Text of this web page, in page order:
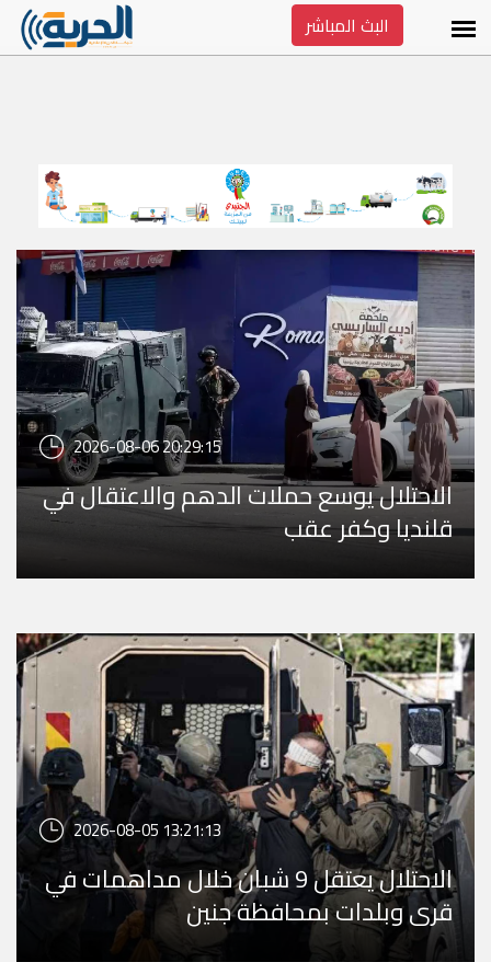
البث المباشر
2026-08-06 20:29:15
الاحتلال يوسع حملات الدهم والاعتقال في
قلنديا وكفر عقب
2026-08-05 13:21:13
الاحتلال يعتقل 9 شبان خلال مداهمات في
قرى وبلدات بمحافظة جنين